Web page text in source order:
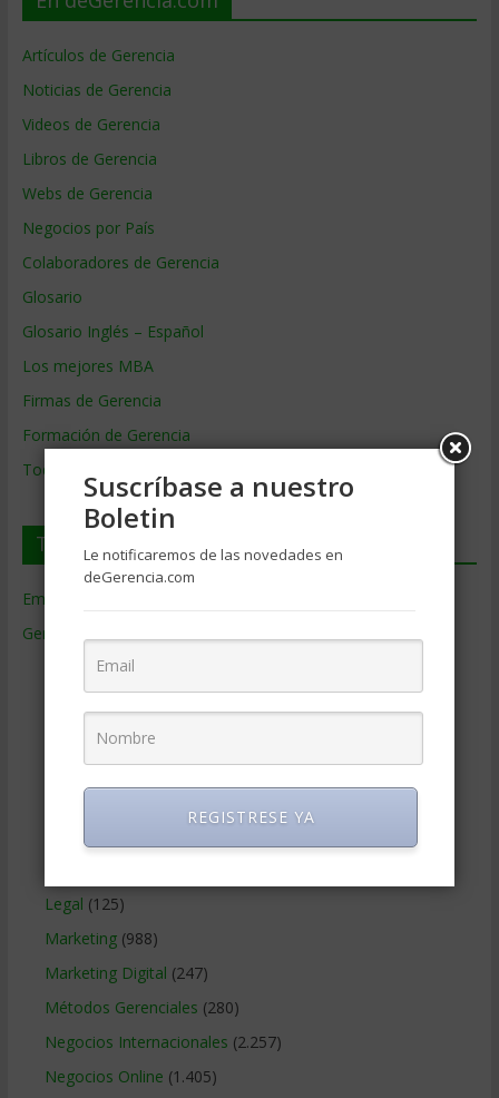
Artículos de Gerencia
Noticias de Gerencia
Videos de Gerencia
Libros de Gerencia
Webs de Gerencia
Negocios por País
Colaboradores de Gerencia
Glosario
Glosario Inglés – Español
Los mejores MBA
Firmas de Gerencia
Formación de Gerencia
Todos los Temas
Temas de Gerencia
Empresas de Gerencia
Gerencia
Ciencias Económicas
Contabilidad(466)
Educacion Gerencial
Estrategia Empresarial(304)
Legal (125)
Marketing(988)
Marketing Digital (247)
Métodos Gerenciales (280)
Negocios Internacionales (2.257)
Negocios Online (1.405)
Suscríbase a nuestro
Boletin
Le notificaremos de las novedades en
deGerencia.com
REGISTRESE YA